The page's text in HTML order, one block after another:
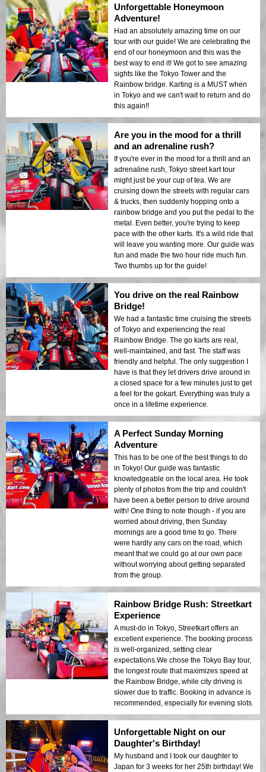
Unforgettable Honeymoon
Adventure!
Had an absolutely amazing time on our
tour with our guide! We are celebrating the
end of our honeymoon and this was the
best way to end it! We got to see amazing
sights like the Tokyo Tower and the
Rainbow bridge. Karting is a MUST when
in Tokyo and we can't wait to return and do
this again!!
Are you in the mood for a thrill
and an adrenaline rush?
If you're ever in the mood for a thrill and an
adrenaline rush, Tokyo street kart tour
might just be your cup of tea. We are
cruising down the streets with regular cars
& trucks, then suddenly hopping onto a
rainbow bridge and you put the pedal to the
metal. Even better, you're trying to keep
pace with the other karts. It's a wild ride that
will leave you wanting more. Our guide was
fun and made the two hour ride much fun.
Two thumbs up for the guide!
You drive on the real Rainbow
Bridge!
We had a fantastic time cruising the streets
of Tokyo and experiencing the real
Rainbow Bridge. The go karts are real,
well-maintained, and fast. The staff was
friendly and helpful. The only suggestion I
have is that they let drivers drive around in
a closed space for a few minutes just to get
a feel for the gokart. Everything was truly a
once in a lifetime experience.
A Perfect Sunday Morning
Adventure
This has to be one of the best things to do
in Tokyo! Our guide was fantastic
knowledgeable on the local area. He took
plenty of photos from the trip and couldn't
have been a better person to drive around
with! One thing to note though - if you are
worried about driving, then Sunday
mornings are a good time to go. There
were hardly any cars on the road, which
meant that we could go at our own pace
without worrying about getting separated
from the group.
Rainbow Bridge Rush: Streetkart
Experience
A must-do in Tokyo, Streetkart offers an
excellent experience. The booking process
is well-organized, setting clear
expectations.We chose the Tokyo Bay tour,
the longest route that maximizes speed at
the Rainbow Bridge, while city driving is
slower due to traffic. Booking in advance is
recommended, especially for evening slots.
Unforgettable Night on our
Daughter's Birthday!
My husband and I took our daughter to
Japan for 3 weeks for her 25th birthday! We